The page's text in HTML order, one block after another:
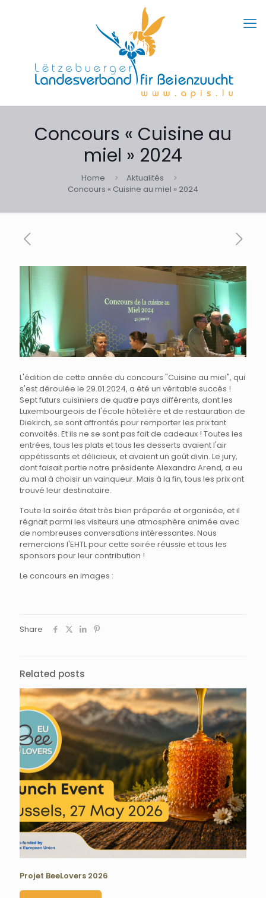
Concours « Cuisine au
miel » 2024
Home
Aktualités
Concours « Cuisine au miel » 2024
L'édition de cette année du concours "Cuisine au miel", qui
s'est déroulée le 29.01.2024, a été un véritable succès !
Sept futurs cuisiniers de quatre pays différents, dont les
Luxembourgeois de l'école hôtelière et de restauration de
Diekirch, se sont affrontés pour remporter les prix tant
convoités. Et ils ne se sont pas fait de cadeaux ! Toutes les
entrées, tous les plats et tous les desserts avaient l'air
appétissants et délicieux, et avaient un goût divin. Le jury,
dont faisait partie notre présidente Alexandra Arend, a eu
du mal à choisir un vainqueur. Mais à la fin, tous les prix ont
trouvé leur destinataire.
Toute la soirée était très bien préparée et organisée, et il
régnait parmi les visiteurs une atmosphère animée avec
de nombreuses conversations intéressantes. Nous
remercions l'EHTL pour cette soirée réussie et tous les
sponsors pour leur contribution !
Le concours en images :
Share
Related posts
Projet BeeLovers 2026